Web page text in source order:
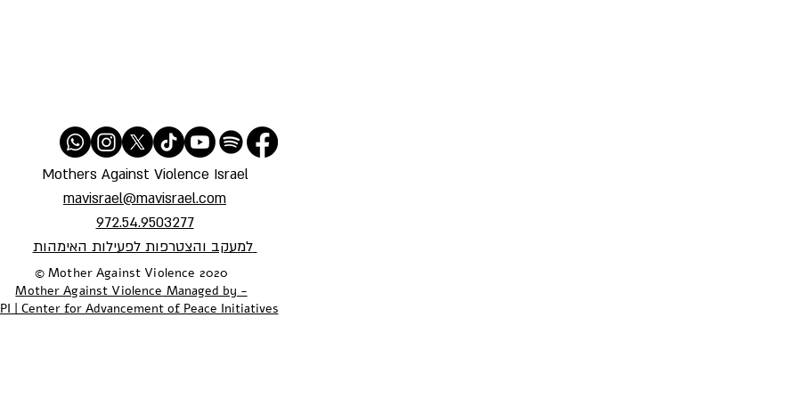
Mothers Against Violence Israel
mavisrael@mavisrael.com
972.54.9503277
למעקב והצטרפות לפעילות האימהות
​© Mother Against Violence 2020
Mother Against Violence Managed by -
| Center for Advancement of Peace Initiatives